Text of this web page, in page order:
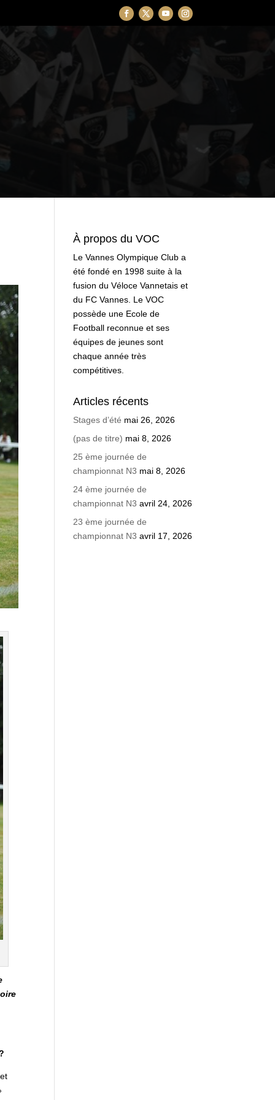
À propos du VOC
Le Vannes Olympique Club a
été fondé en 1998 suite à la
fusion du Véloce Vannetais et
du FC Vannes. Le VOC
possède une Ecole de
Football reconnue et ses
équipes de jeunes sont
chaque année très
compétitives.
Articles récents
Stages d’été mai 26, 2026
(pas de titre) mai 8, 2026
25 ème journée de
championnat N3 mai 8, 2026
24 ème journée de
championnat N3 avril 24, 2026
23 ème journée de
championnat N3 avril 17, 2026